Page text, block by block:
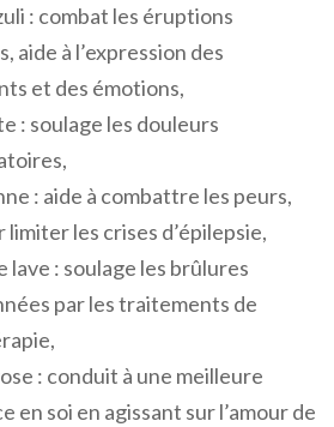
: combat les éruptions
aide à l’expression des
et des émotions,
: soulage les douleurs
: aide à combattre les peurs,
limiter les crises d’épilepsie,
lave : soulage les brûlures
par les traitements de
: conduit à une meilleure
en soi en agissant sur l’amour de